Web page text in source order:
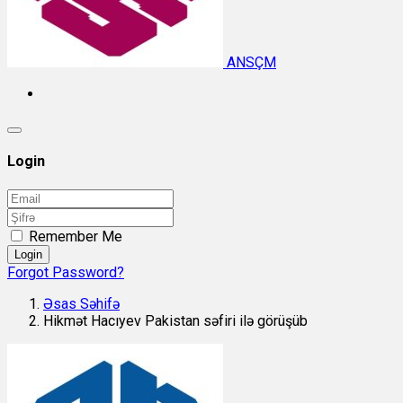
ANSÇM
Login
Remember Me
Login
Forgot Password?
Əsas Səhifə
Hikmət Hacıyev Pakistan səfiri ilə görüşüb